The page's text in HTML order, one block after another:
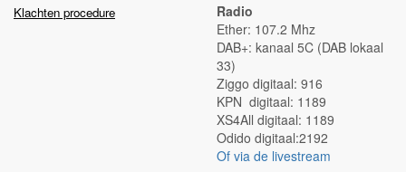
Klachten procedure
Radio
Ether: 107.2 Mhz
DAB+: kanaal 5C (DAB lokaal
33)
Ziggo digitaal: 916
KPN digitaal: 1189
XS4All digitaal: 1189
Odido digitaal:2192
Of via de livestream